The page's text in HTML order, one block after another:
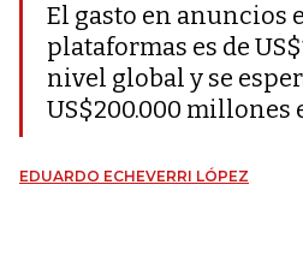
El gasto en anuncios
plataformas es de
nivel global y se
US$200.000 millones
EDUARDO ECHEVERRI LÓPEZ